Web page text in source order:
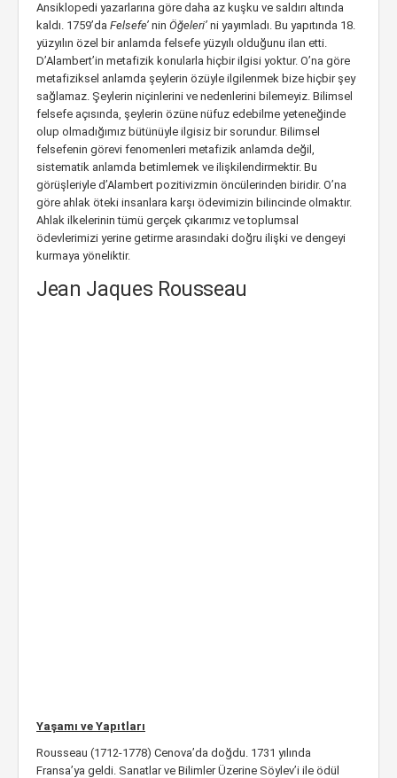
Ansiklopedi yazarlarına göre daha az kuşku ve saldırı altında
kaldı. 1759’da Felsefe’ nin Öğeleri’ ni yayımladı. Bu yapıtında 18.
yüzyılın özel bir anlamda felsefe yüzyılı olduğunu ilan etti.
D’Alambert’in metafizik konularla hiçbir ilgisi yoktur. O’na göre
metafiziksel anlamda şeylerin özüyle ilgilenmek bize hiçbir şey
sağlamaz. Şeylerin niçinlerini ve nedenlerini bilemeyiz. Bilimsel
felsefe açısında, şeylerin özüne nüfuz edebilme yeteneğinde
olup olmadığımız bütünüyle ilgisiz bir sorundur. Bilimsel
felsefenin görevi fenomenleri metafizik anlamda değil,
sistematik anlamda betimlemek ve ilişkilendirmektir. Bu
görüşleriyle d’Alambert pozitivizmin öncülerinden biridir. O’na
göre ahlak öteki insanlara karşı ödevimizin bilincinde olmaktır.
Ahlak ilkelerinin tümü gerçek çıkarımız ve toplumsal
ödevlerimizi yerine getirme arasındaki doğru ilişki ve dengeyi
kurmaya yöneliktir.
Jean Jaques Rousseau
Yaşamı ve Yapıtları
Rousseau (1712-1778) Cenova’da doğdu. 1731 yılında
Fransa’ya geldi. Sanatlar ve Bilimler Üzerine Söylev’i ile ödül